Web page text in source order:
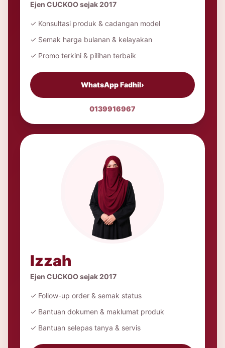
Ejen CUCKOO sejak 2017
✓ Konsultasi produk & cadangan model
✓ Semak harga bulanan & kelayakan
✓ Promo terkini & pilihan terbaik
WhatsApp Fadhil›
0139916967
Izzah
Ejen CUCKOO sejak 2017
✓ Follow-up order & semak status
✓ Bantuan dokumen & maklumat produk
✓ Bantuan selepas tanya & servis